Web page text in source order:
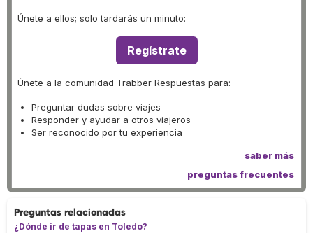
Únete a ellos; solo tardarás un minuto:
Regístrate
Únete a la comunidad Trabber Respuestas para:
Preguntar dudas sobre viajes
Responder y ayudar a otros viajeros
Ser reconocido por tu experiencia
saber más
preguntas frecuentes
Preguntas relacionadas
¿Dónde ir de tapas en Toledo?